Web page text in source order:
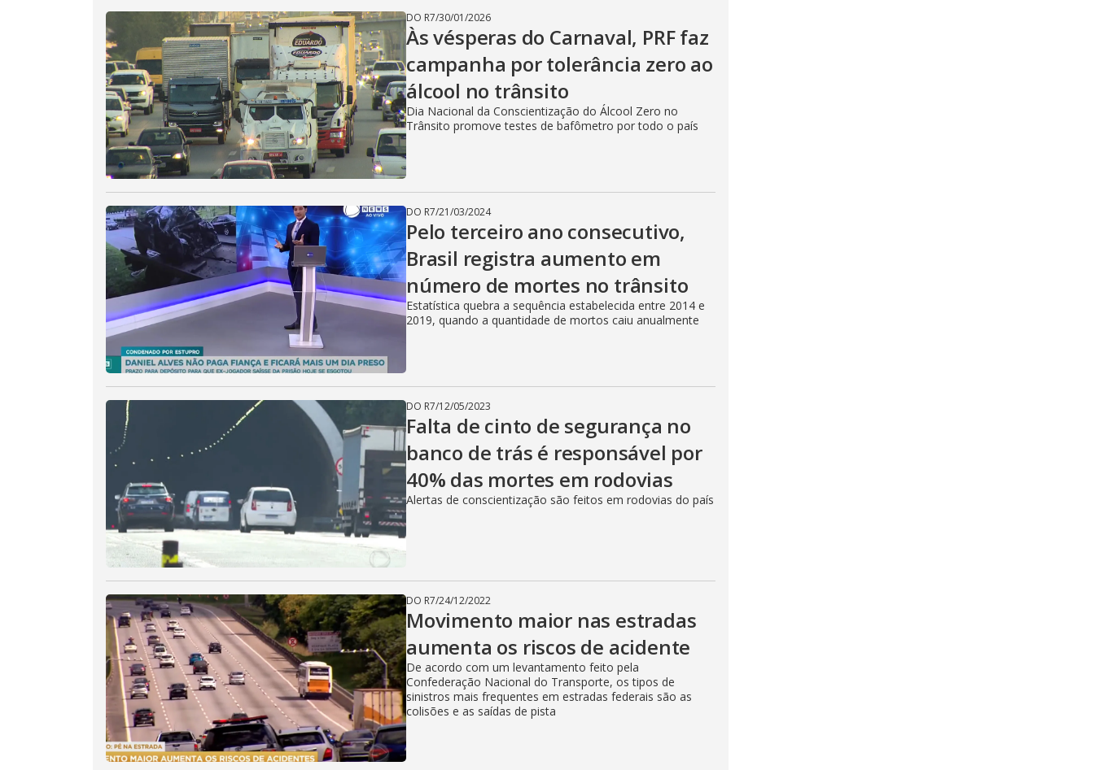
DO R7/30/01/2026
Às vésperas do Carnaval, PRF faz
campanha por tolerância zero ao
álcool no trânsito
Dia Nacional da Conscientização do Álcool Zero no
Trânsito promove testes de bafômetro por todo o país
DO R7/21/03/2024
Pelo terceiro ano consecutivo,
Brasil registra aumento em
número de mortes no trânsito
Estatística quebra a sequência estabelecida entre 2014 e
2019, quando a quantidade de mortos caiu anualmente
DO R7/12/05/2023
Falta de cinto de segurança no
banco de trás é responsável por
40% das mortes em rodovias
Alertas de conscientização são feitos em rodovias do país
DO R7/24/12/2022
Movimento maior nas estradas
aumenta os riscos de acidente
De acordo com um levantamento feito pela
Confederação Nacional do Transporte, os tipos de
sinistros mais frequentes em estradas federais são as
colisões e as saídas de pista